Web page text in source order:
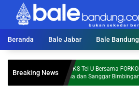
Langsung
konten
Beranda
Bale Jabar Bale Bandung
Breaking News
Dosen FKS Tel-U Bersama FORKOMMI
Malaysia dan Sanggar Bimbingan Broga
Perkuat Kolaborasi Internasional melalui